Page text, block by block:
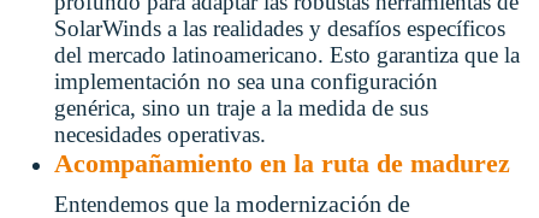
SolarWinds a las realidades y desafíos específicos
del mercado latinoamericano. Esto garantiza que la
implementación no sea una configuración
genérica, sino un traje a la medida de sus
necesidades operativas.
Acompañamiento en la ruta de madurez
Entendemos que la modernización de